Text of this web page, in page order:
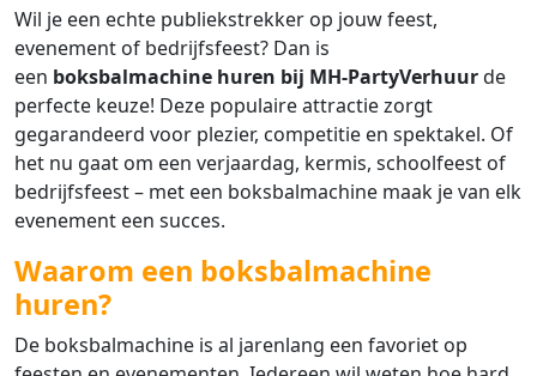
Wil je een echte publiekstrekker op jouw feest,
evenement of bedrijfsfeest? Dan is
een boksbalmachine huren bij MH-PartyVerhuurde
perfecte keuze! Deze populaire attractie zorgt
gegarandeerd voor plezier, competitie en spektakel. Of
het nu gaat om een verjaardag, kermis, schoolfeest of
bedrijfsfeest – met een boksbalmachine maak je van elk
evenement een succes.
Waarom een boksbalmachine
huren?
De boksbalmachine is al jarenlang een favoriet op